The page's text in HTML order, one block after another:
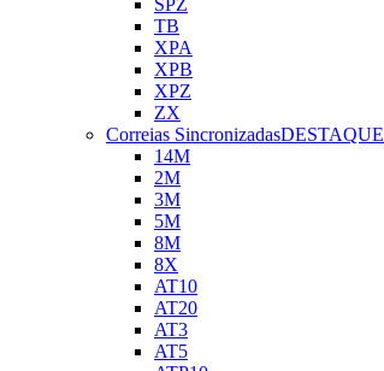
SPZ
TB
XPA
XPB
XPZ
ZX
Correias SincronizadasDESTAQUE
14M
2M
3M
5M
8M
8X
AT10
AT20
AT3
AT5